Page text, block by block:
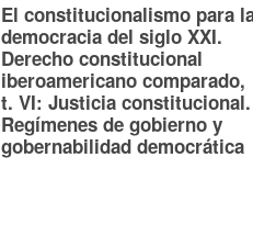
El constitucionalismo para
democracia del siglo XXI.
Derecho constitucional
iberoamericano comparado,
t. VI: Justicia constitucional.
Regímenes de gobierno y
gobernabilidad democrática